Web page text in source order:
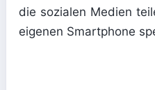
die sozialen Medien
eigenen Smartphone